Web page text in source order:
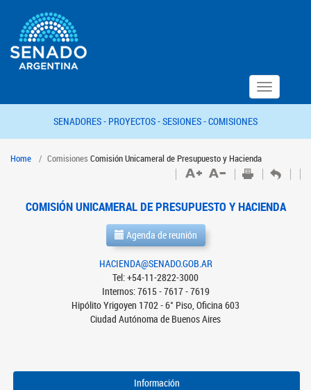
Toggle
navigation
SENADORES - PROYECTOS -SESIONES -COMISIONES
Home Comisiones Comisión Unicameral de Presupuesto y Hacienda
COMISIÓN UNICAMERAL DE PRESUPUESTO Y HACIENDA
Agenda de reunión
HACIENDA@SENADO.GOB.AR
Tel: +54-11-2822-3000
Internos: 7615 - 7617 - 7619
Hipólito Yrigoyen 1702 - 6° Piso, Oficina 603
Ciudad Autónoma de Buenos Aires
Información